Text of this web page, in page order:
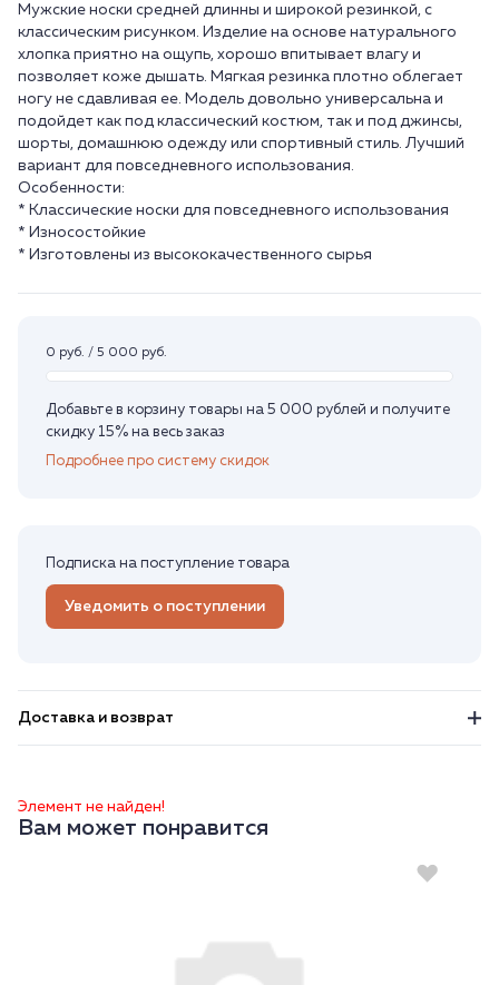
Мужские носки средней длинны и широкой резинкой, с
классическим рисунком. Изделие на основе натурального
хлопка приятно на ощупь, хорошо впитывает влагу и
позволяет коже дышать. Мягкая резинка плотно облегает
ногу не сдавливая ее. Модель довольно универсальна и
подойдет как под классический костюм, так и под джинсы,
шорты, домашнюю одежду или спортивный стиль. Лучший
вариант для повседневного использования.
Особенности:
* Классические носки для повседневного использования
* Износостойкие
* Изготовлены из высококачественного сырья
0 руб. / 5 000 руб.
Добавьте в корзину товары на 5 000 рублей и получите
скидку 15% на весь заказ
Подробнее про систему скидок
Подписка на поступление товара
Уведомить о поступлении
Доставка и возврат
Элемент не найден!
Вам может понравится